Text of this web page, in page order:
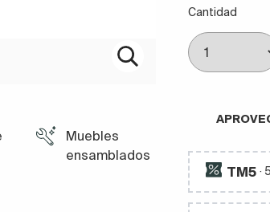
Muebles
ensamblados
Cantidad
TM5 ·